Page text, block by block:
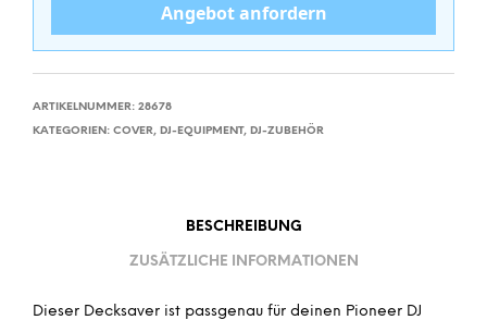
Angebot anfordern
ARTIKELNUMMER: 28678
KATEGORIEN: COVER, DJ-EQUIPMENT, DJ-ZUBEHÖR
BESCHREIBUNG
ZUSÄTZLICHE INFORMATIONEN
Dieser Decksaver ist passgenau für deinen Pioneer DJ